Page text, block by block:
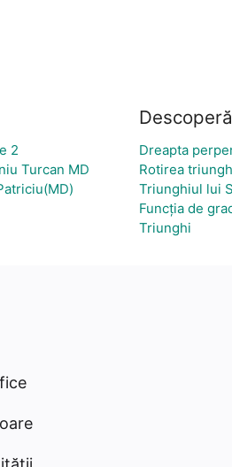
2
Turcan MD
Dreapta
Rotirea
Triunghiul lui
Funcția de
Triunghi